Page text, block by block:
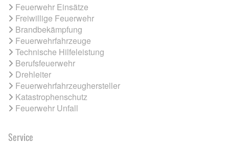
Feuerwehr Einsätze
Freiwillige Feuerwehr
Brandbekämpfung
Feuerwehrfahrzeuge
Technische Hilfeleistung
Berufsfeuerwehr
Drehleiter
Feuerwehrfahrzeughersteller
Katastrophenschutz
Feuerwehr Unfall
Service